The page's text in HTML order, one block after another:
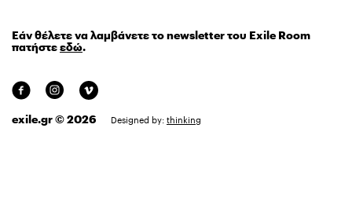
Εάν θέλετε να λαμβάνετε το newsletter του Exile Room
πατήστεεδώ.
exile.gr © 2026 Designed by: thinking